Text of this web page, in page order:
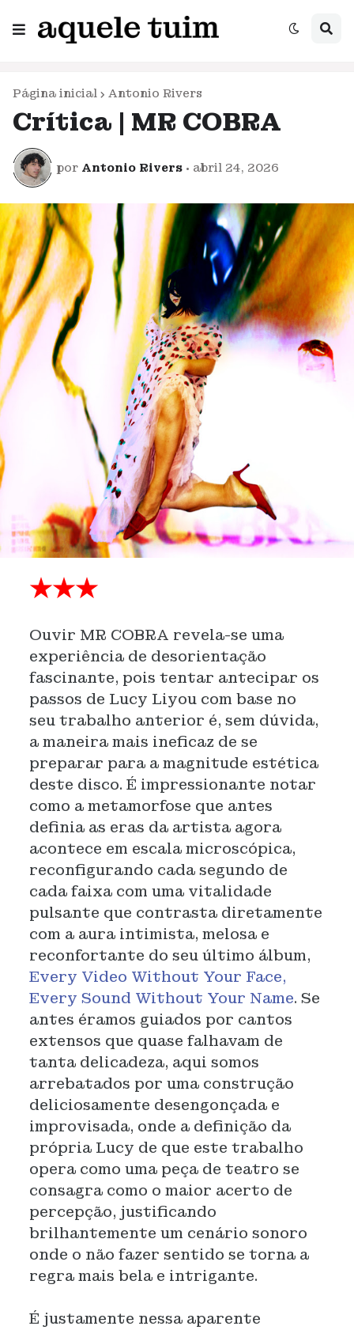
Página inicial Antonio Rivers
Crítica | MR COBRA
por Antonio Rivers • abril 24, 2026
★★★
Ouvir MR COBRA revela-se uma
experiência de desorientação
fascinante, pois tentar antecipar os
passos de Lucy Liyou com base no
seu trabalho anterior é, sem dúvida,
a maneira mais ineficaz de se
preparar para a magnitude estética
deste disco. É impressionante notar
como a metamorfose que antes
definia as eras da artista agora
acontece em escala microscópica,
reconfigurando cada segundo de
cada faixa com uma vitalidade
pulsante que contrasta diretamente
com a aura intimista, melosa e
reconfortante do seu último álbum,
Every Video Without Your Face,
Every Sound Without Your Name. Se
antes éramos guiados por cantos
extensos que quase falhavam de
tanta delicadeza, aqui somos
arrebatados por uma construção
deliciosamente desengonçada e
improvisada, onde a definição da
própria Lucy de que este trabalho
opera como uma peça de teatro se
consagra como o maior acerto de
percepção, justificando
brilhantemente um cenário sonoro
onde o não fazer sentido se torna a
regra mais bela e intrigante.
É justamente nessa aparente